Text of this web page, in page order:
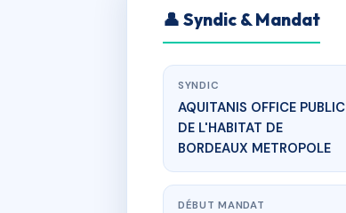
👤 Syndic & Mandat
SYNDIC
AQUITANIS OFFICE PUBLIC
DE L'HABITAT DE
BORDEAUX METROPOLE
DÉBUT MANDAT